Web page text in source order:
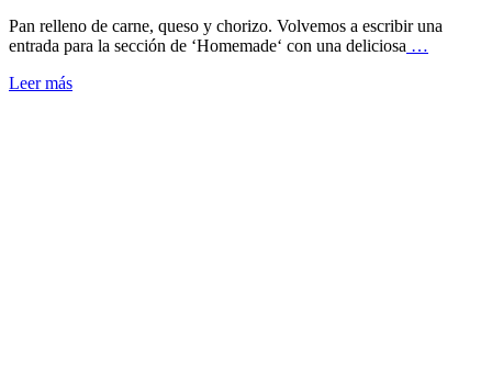
Pan relleno de carne, queso y chorizo. Volvemos a escribir una
entrada para la sección de ‘Homemade‘ con una deliciosa …
Leer más